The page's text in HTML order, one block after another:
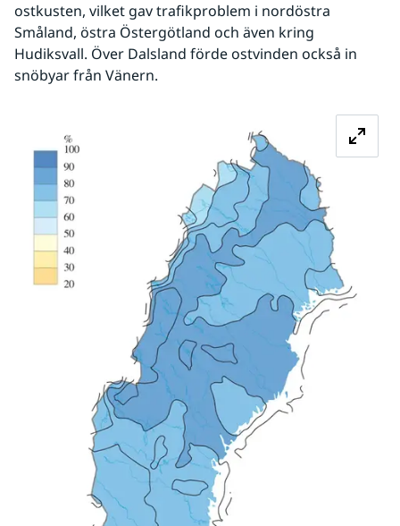
ostkusten, vilket gav trafikproblem i nordöstra
Småland, östra Östergötland och även kring
Hudiksvall. Över Dalsland förde ostvinden också in
snöbyar från Vänern.